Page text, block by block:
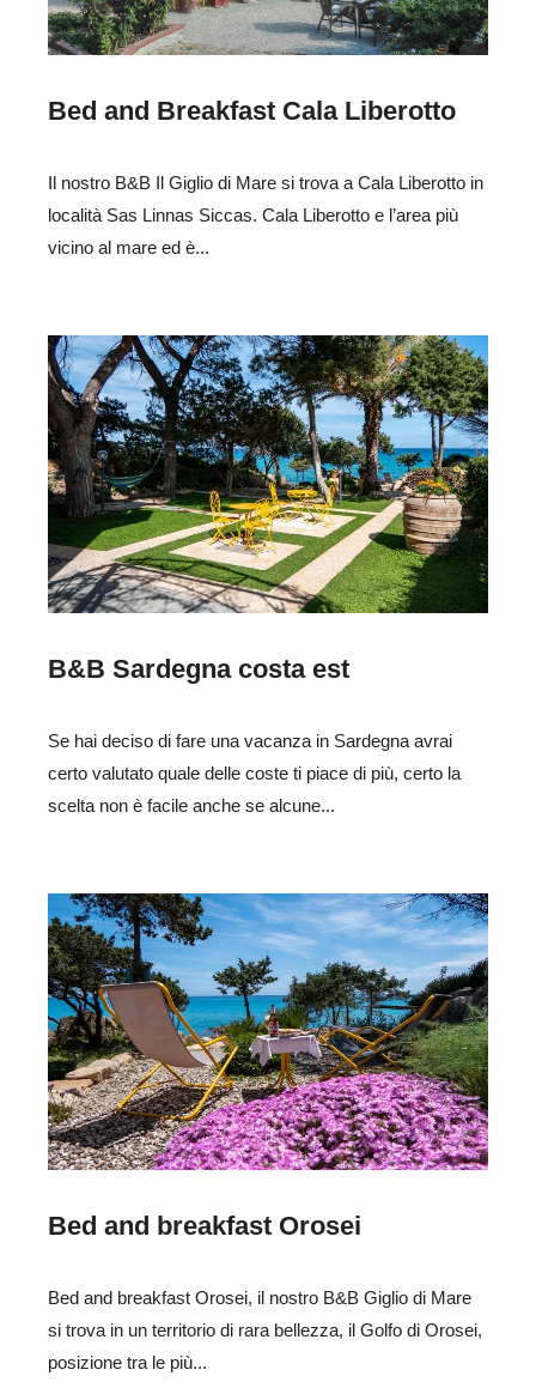
Bed and Breakfast Cala Liberotto
Il nostro B&B Il Giglio di Mare si trova a Cala Liberotto in
località Sas Linnas Siccas. Cala Liberotto e l’area più
vicino al mare ed è...
B&B Sardegna costa est
Se hai deciso di fare una vacanza in Sardegna avrai
certo valutato quale delle coste ti piace di più, certo la
scelta non è facile anche se alcune...
Bed and breakfast Orosei
Bed and breakfast Orosei, il nostro B&B Giglio di Mare
si trova in un territorio di rara bellezza, il Golfo di Orosei,
posizione tra le più...